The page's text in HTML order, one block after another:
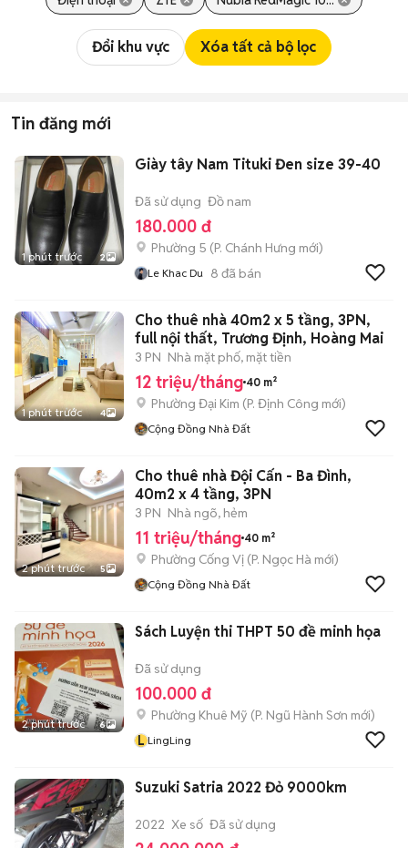
Đổi khu vực Xóa tất cả bộ lọc
Tin đăng mới
1 phút trước 2
Giày tây Nam Tituki Đen size 39-40
Đã sử dụng Đồ nam
180.000 đ
Phường 5 (P. Chánh Hưng mới)
Le Khac Du 8 đã bán
1 phút trước 4
Cho thuê nhà 40m2 x 5 tầng, 3PN,
full nội thất, Trương Định, Hoàng Mai
3 PN Nhà mặt phố, mặt tiền
12 triệu/tháng 40 m²
Phường Đại Kim (P. Định Công mới)
Cộng Đồng Nhà Đất
2 phút trước 5
Cho thuê nhà Đội Cấn - Ba Đình,
40m2 x 4 tầng, 3PN
3 PN Nhà ngõ, hẻm
11 triệu/tháng 40 m²
Phường Cống Vị (P. Ngọc Hà mới)
Cộng Đồng Nhà Đất
2 phút trước 6
Sách Luyện thi THPT 50 đề minh họa
Đã sử dụng
100.000 đ
Phường Khuê Mỹ (P. Ngũ Hành Sơn mới)
L LingLing
Suzuki Satria 2022 Đỏ 9000km
2022 Xe số Đã sử dụng